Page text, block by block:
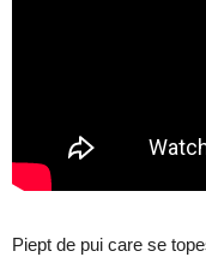
Piept de pui care se